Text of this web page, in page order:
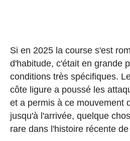
Si en 2025 la course s'est
d'habitude, c'était en grande
conditions très spécifiques.
côte ligure a poussé les
et a permis à ce mouvement
jusqu'à l'arrivée, quelque
rare dans l'histoire récente